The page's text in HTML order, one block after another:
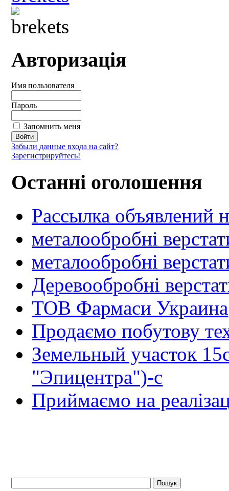
Авторизація
Имя пользователя
Пароль
Запомнить меня
Забыли данные входа на сайт?
Зарегистрируйтесь!
Останні оголошення
Рассылка объявлений
металообробні
металообробні
Деревообробні
ТОВ Фармаси Украина
Продаємо побутову
Земельный участок
"Эпицентра")-с
Приймаємо на